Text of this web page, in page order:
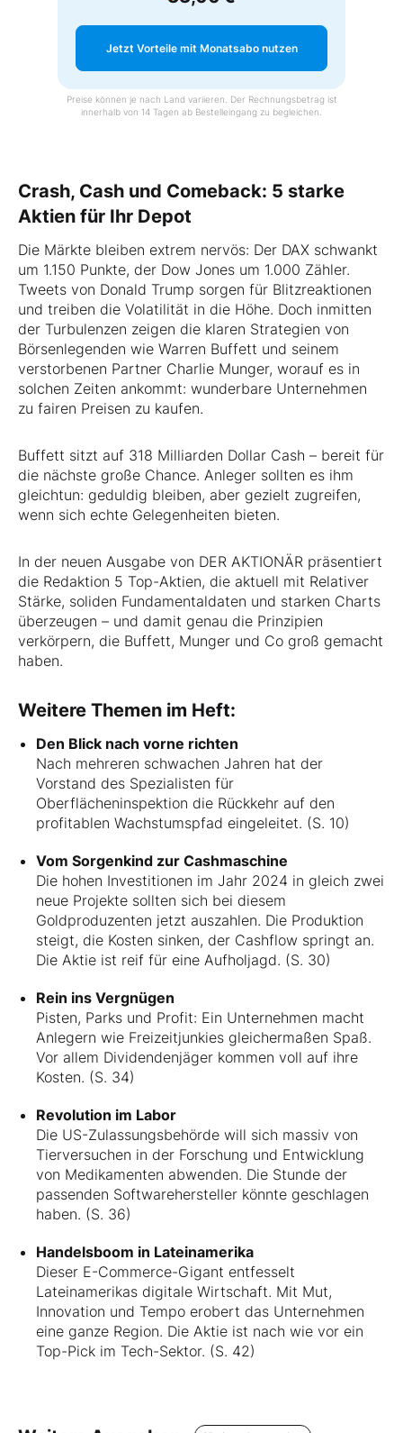
Jetzt Vorteile mit Monatsabo nutzen
Preise können je nach Land variieren. Der Rechnungsbetrag ist
innerhalb von 14 Tagen ab Bestelleingang zu begleichen.
Crash, Cash und Comeback: 5 starke
Aktien für Ihr Depot
Die Märkte bleiben extrem nervös: Der DAX schwankt
um 1.150 Punkte, der Dow Jones um 1.000 Zähler.
Tweets von Donald Trump sorgen für Blitzreaktionen
und treiben die Volatilität in die Höhe. Doch inmitten
der Turbulenzen zeigen die klaren Strategien von
Börsenlegenden wie Warren Buffett und seinem
verstorbenen Partner Charlie Munger, worauf es in
solchen Zeiten ankommt: wunderbare Unternehmen
zu fairen Preisen zu kaufen.
Buffett sitzt auf 318 Milliarden Dollar Cash – bereit für
die nächste große Chance. Anleger sollten es ihm
gleichtun: geduldig bleiben, aber gezielt zugreifen,
wenn sich echte Gelegenheiten bieten.
In der neuen Ausgabe von DER AKTIONÄR präsentiert
die Redaktion 5 Top-Aktien, die aktuell mit Relativer
Stärke, soliden Fundamentaldaten und starken Charts
überzeugen – und damit genau die Prinzipien
verkörpern, die Buffett, Munger und Co groß gemacht
haben.
Weitere Themen im Heft:
Den Blick nach vorne richten
Nach mehreren schwachen Jahren hat der
Vorstand des Spezialisten für
Oberflächeninspektion die Rückkehr auf den
profitablen Wachstumspfad eingeleitet. (S. 10)
Vom Sorgenkind zur Cashmaschine
Die hohen Investitionen im Jahr 2024 in gleich zwei
neue Projekte sollten sich bei diesem
Goldproduzenten jetzt auszahlen. Die Produktion
steigt, die Kosten sinken, der Cashflow springt an.
Die Aktie ist reif für eine Aufholjagd. (S. 30)
Rein ins Vergnügen
Pisten, Parks und Profit: Ein Unternehmen macht
Anlegern wie Freizeitjunkies gleichermaßen Spaß.
Vor allem Dividendenjäger kommen voll auf ihre
Kosten. (S. 34)
Revolution im Labor
Die US-Zulassungsbehörde will sich massiv von
Tierversuchen in der Forschung und Entwicklung
von Medikamenten abwenden. Die Stunde der
passenden Softwarehersteller könnte geschlagen
haben. (S. 36)
Handelsboom in Lateinamerika
Dieser E-Commerce-Gigant entfesselt
Lateinamerikas digitale Wirtschaft. Mit Mut,
Innovation und Tempo erobert das Unternehmen
eine ganze Region. Die Aktie ist nach wie vor ein
Top-Pick im Tech-Sektor. (S. 42)